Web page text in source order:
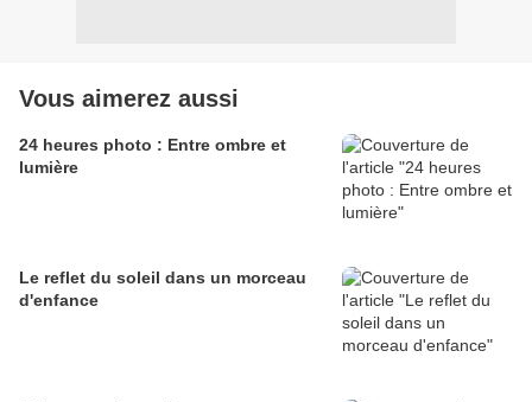
Vous aimerez aussi
24 heures photo : Entre ombre et
lumière
Le reflet du soleil dans un morceau
d'enfance